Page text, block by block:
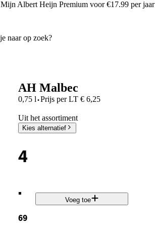
Mijn Albert Heijn Premium voor €17.99 per jaar
AH Malbec
0,75 l·Prijs per LT€ 6,25
Uit het assortiment
Kies alternatief
4
.
69
Voeg toe